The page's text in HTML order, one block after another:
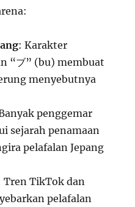
: Karakter
“ブ” (bu) membuat
menyebutnya
penggemar
sejarah penamaan
pelafalan Jepang
Tren TikTok dan
pelafalan